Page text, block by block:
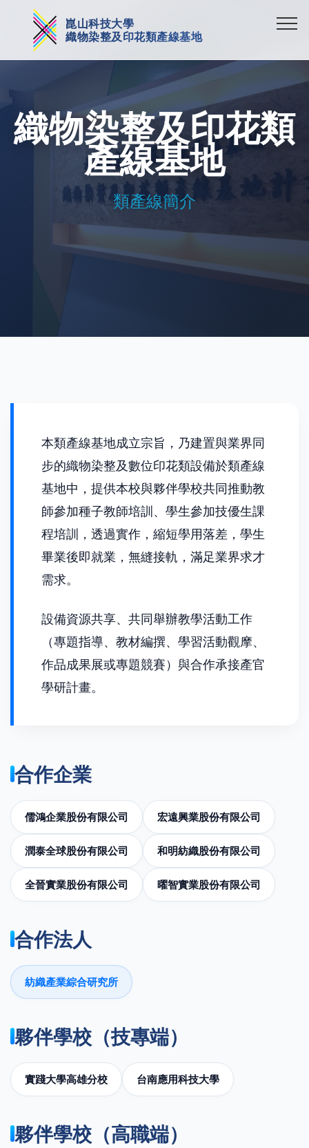
崑山科技大學
織物染整及印花類產線基地
織物染整及印花類
產線基地
類產線簡介
本類產線基地成立宗旨，乃建置與業界同
步的織物染整及數位印花類設備於類產線
基地中，提供本校與夥伴學校共同推動教
師參加種子教師培訓、學生參加技優生課
程培訓，透過實作，縮短學用落差，學生
畢業後即就業，無縫接軌，滿足業界求才
需求。
設備資源共享、共同舉辦教學活動工作
（專題指導、教材編撰、學習活動觀摩、
作品成果展或專題競賽）與合作承接產官
學研計畫。
合作企業
儒鴻企業股份有限公司 宏遠興業股份有限公司
潤泰全球股份有限公司 和明紡織股份有限公司
全晉實業股份有限公司 曜智實業股份有限公司
合作法人
紡織產業綜合研究所
夥伴學校（技專端）
實踐大學高雄分校 台南應用科技大學
夥伴學校（高職端）